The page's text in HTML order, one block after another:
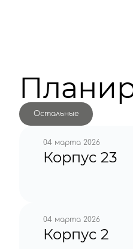
Остальные
04 марта 2026
Корпус 23
04 марта 2026
Корпус 2